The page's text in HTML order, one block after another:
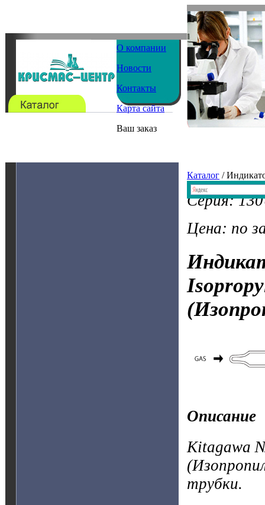
О компании
Новости
Контакты
Карта сайта
Ваш заказ
Каталог /
Серия:
Цена: по
Описание
Kitagawa
трубки.